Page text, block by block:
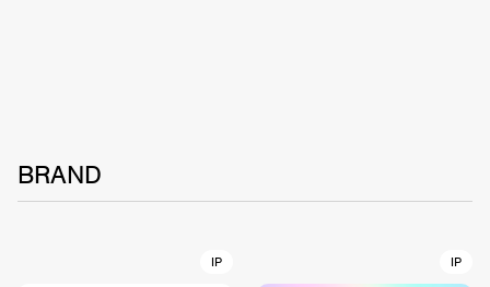
BRAND
IP IP